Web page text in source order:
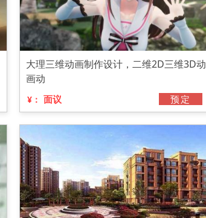
大理三维动画制作设计，二维2D三维3D动
画动
¥： 面议 预定